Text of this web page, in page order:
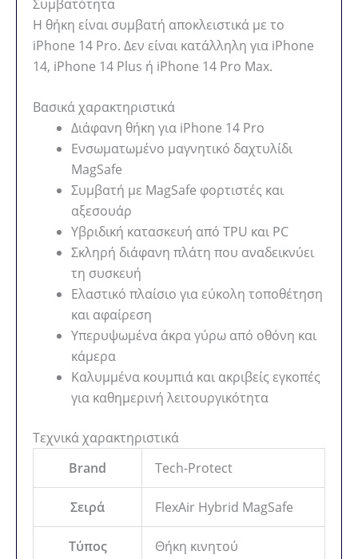
Συμβατότητα
Η θήκη είναι συμβατή αποκλειστικά με το
iPhone 14 Pro. Δεν είναι κατάλληλη για iPhone
14, iPhone 14 Plus ή iPhone 14 Pro Max.
Βασικά χαρακτηριστικά
Διάφανη θήκη για iPhone 14 Pro
Ενσωματωμένο μαγνητικό δαχτυλίδι
MagSafe
Συμβατή με MagSafe φορτιστές και
αξεσουάρ
Υβριδική κατασκευή από TPU και PC
Σκληρή διάφανη πλάτη που αναδεικνύει
τη συσκευή
Ελαστικό πλαίσιο για εύκολη τοποθέτηση
και αφαίρεση
Υπερυψωμένα άκρα γύρω από οθόνη και
κάμερα
Καλυμμένα κουμπιά και ακριβείς εγκοπές
για καθημερινή λειτουργικότητα
Τεχνικά χαρακτηριστικά
Brand
Tech-Protect
Σειρά FlexAir Hybrid MagSafe
Τύπος Θήκη κινητού